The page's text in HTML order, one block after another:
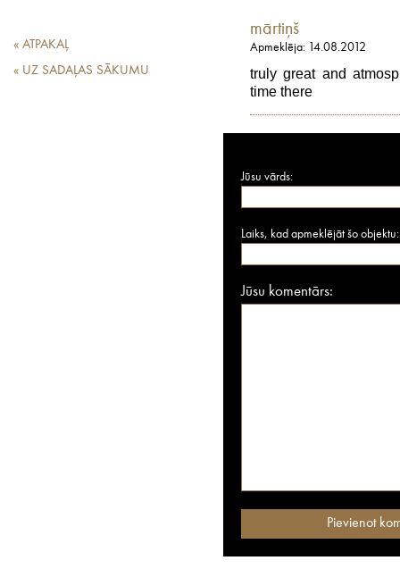
« ATPAKAĻ
« UZ SADAĻAS SĀKUMU
mārtiņš
Apmeklēja: 14.08.2012
truly great and
time there
Jūsu vārds:
Laiks, kad apmeklējāt šo objektu:
Jūsu komentārs: